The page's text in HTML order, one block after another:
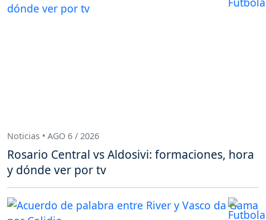
Noticias • AGO 6 / 2026
Rosario Central vs Aldosivi: formaciones, hora
y dónde ver por tv